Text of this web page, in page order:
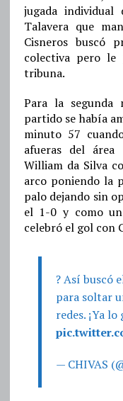
jugada individual
Talavera que
Cisneros buscó
colectiva pero le
tribuna.
Para la segunda
partido se había
minuto 57
afueras del
William da Silva
arco poniendo la
palo dejando sin
el 1-0 y como
celebró el gol con
? Así buscó
para soltar
redes. ¡Ya lo
— CHIVAS